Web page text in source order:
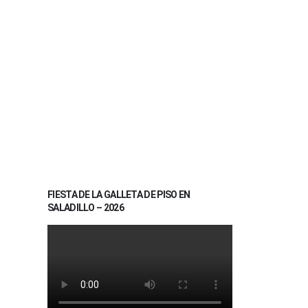
FIESTA DE LA GALLETA DE PISO EN
SALADILLO – 2026